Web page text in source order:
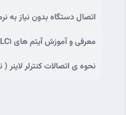
اتصال دستگاه بدون نیاز به
معرفی و آموزش آیتم های NE-NLC1
نحوه ی اتصالات کنترلر لاینر (